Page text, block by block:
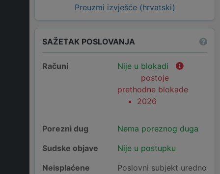
Preuzmi izvješće (hrvatski)
SAŽETAK POSLOVANJA
Računi
Nije u blokadi
postoje
prethodne blokade
2026
Porezni dug
Nema poreznog duga
Sudske objave
Nije u postupku
Neisplaćene
Poslovni subjekt uredno